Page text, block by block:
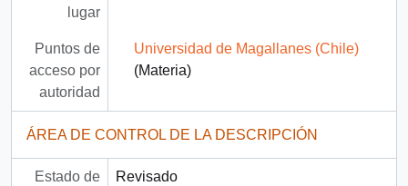
lugar
Puntos de
acceso por
autoridad
Universidad de Magallanes (Chile)
(Materia)
ÁREA DE CONTROL DE LA DESCRIPCIÓN
Estado de
Revisado